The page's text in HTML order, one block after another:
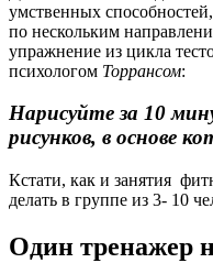
умственных
по нескольким
упражнение из цикла
психологом Торрансом:
Нарисуйте за 10
рисунков, в основе
Кстати, как и занятия
делать в группе из 3- 10
Один тренажер